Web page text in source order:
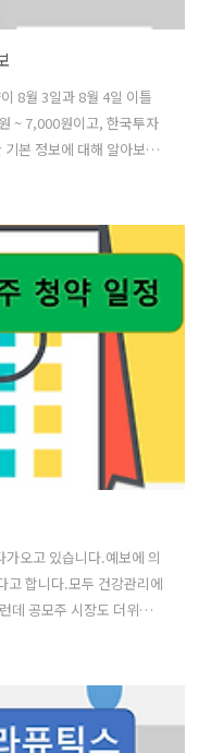
8월 3일과 8월 4일 이틀
~ 7,000원이고, 한국투자
본 정보에 대해 알아보겠
B2B 시장에서 국내 도매
있습니다. 딜리셔스는 디
효율에 주목하여 2013년
비스 고도화와 사용자 기
적 시장 지배력을 확보하였
을 등록함으로써 불특
오고 있습니다.예보에 의
고 합니다.모두 건강관리에
데 공모주 시장도 더위를
다. 8월에는 지난 7월에
어서 7월보다 별로 투자
니다. 오늘 현재까지 파악
약을 준비중인 것으로 나